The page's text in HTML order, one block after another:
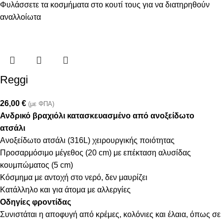
Φυλάσσετε τα κοσμήματα στο κουτί τους για να διατηρηθούν
αναλλοίωτα
Reggi
26,00 € (με ΦΠΑ)
Ανδρικό βραχιόλι κατασκευασμένο από ανοξείδωτο
ατσάλι
Ανοξείδωτο ατσάλι (316L) χειρουργικής ποιότητας
Προσαρμόσιμο μέγεθος (20 cm) με επέκταση αλυσίδας
κουμπώματος (5 cm)
Κόσμημα με αντοχή στο νερό, δεν μαυρίζει
Κατάλληλο και για άτομα με αλλεργίες
Οδηγίες φροντίδας
Συνιστάται η αποφυγή από κρέμες, κολόνιες και έλαια, όπως σε